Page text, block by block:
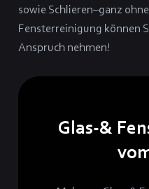
sowie Schlieren–ganz
Fensterreinigung können
Anspruch nehmen!
Glas-&